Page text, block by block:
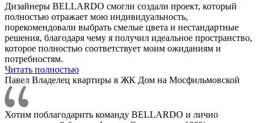
Дизайнеры BELLARDO смогли создали проект, который
полностью отражает мою индивидуальность,
порекомендовали выбрать смелые цвета и нестандартные
решения, благодаря чему я получил идеальное пространство,
которое полностью соответствует моим ожиданиям и
потребностям.
Читать полностью
Павел Владелец квартиры в ЖК Дом на Мосфильмовской
Хотим поблагодарить команду BELLARDO и лично